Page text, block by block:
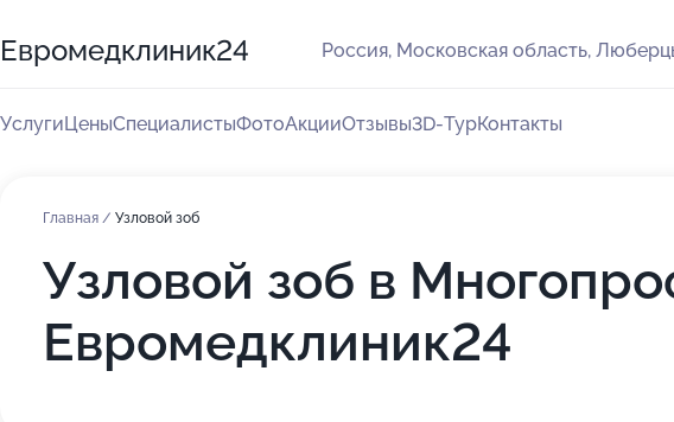
Евромедклиник24 Россия, Московская область,
УслугиЦеныСпециалистыФотоАкцииОтзывы3D-ТурКонтакты
Главная / Узловой зоб
Узловой зоб в
Евромедклиник24